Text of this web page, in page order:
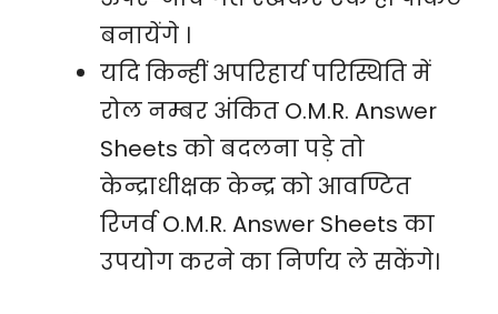
बनायेंगे ।
यदि किन्हीं अपरिहार्य परिस्थिति में
रोल नम्बर अंकित O.M.R. Answer
Sheets को बदलना पड़े तो
केन्द्राधीक्षक केन्द्र को आवण्टित
रिजर्व O.M.R. Answer Sheets का
उपयोग करने का निर्णय ले सकेंगे।